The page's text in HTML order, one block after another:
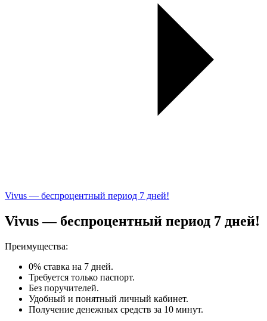
Vivus — беспроцентный период 7 дней!
Vivus — беспроцентный период 7 дней!
Преимущества:
0% ставка на 7 дней.
Требуется только паспорт.
Без поручителей.
Удобный и понятный личный кабинет.
Получение денежных средств за 10 минут.